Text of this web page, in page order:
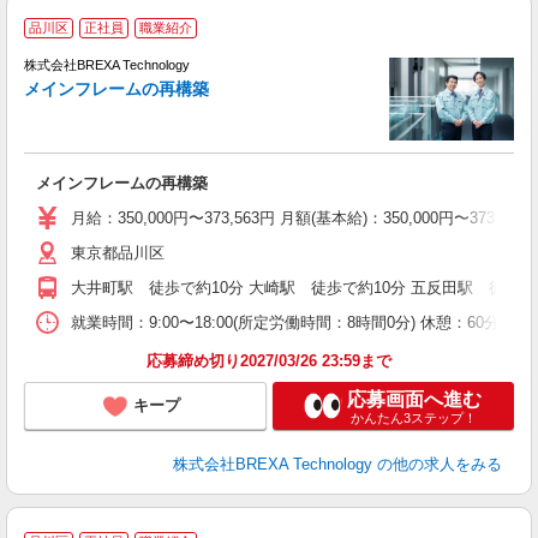
品川区 正社員 職業紹介
株式会社BREXA Technology
メインフレームの再構築
メインフレームの再構築
月給：350,000円〜373,563円 月額(基本給)：350,000円〜
東京都品川区
大井町駅 徒歩で約10分 大崎駅 徒歩で約10分 五反田駅 徒歩で
就業時間：9:00〜18:00(所定労働時間：8時間0分) 休憩：60分 時
応募締め切り2027/03/26 23:59まで
キープ 応募画面へ進む
かんたん3ステップ！
株式会社BREXA Technology の他の求人をみる